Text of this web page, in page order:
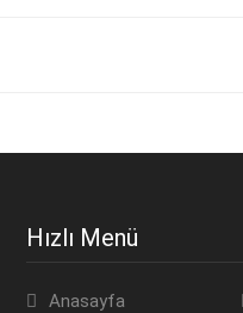
Hızlı Menü
Anasayfa